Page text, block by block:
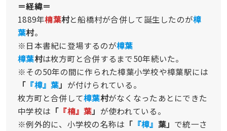
＝経緯＝
1889年楠葉村と船橋村が合併して誕生したのが樟
葉村。
※日本書紀に登場するのが樟葉
樟葉村は枚方町と合併するまで50年続いた。
※その50年の間に作られた樟葉小学校や樟葉駅には
「 『樟』葉」 が付けられている。
枚方町と合併して樟葉村がなくなったあとにできた
中学校は 「 『楠』葉」 が使われている。
※例外的に、小学校の名称は 「 『樟』 葉」 で統一さ